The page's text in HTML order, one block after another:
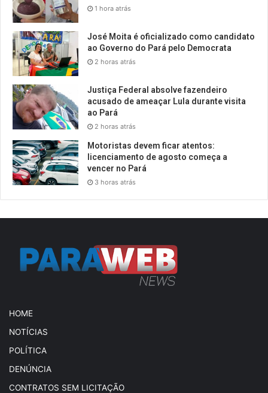
1 hora atrás
José Moita é oficializado como candidato
ao Governo do Pará pelo Democrata
2 horas atrás
Justiça Federal absolve fazendeiro
acusado de ameaçar Lula durante visita
ao Pará
2 horas atrás
Motoristas devem ficar atentos:
licenciamento de agosto começa a
vencer no Pará
3 horas atrás
HOME
NOTÍCIAS
POLÍTICA
DENÚNCIA
CONTRATOS SEM LICITAÇÃO